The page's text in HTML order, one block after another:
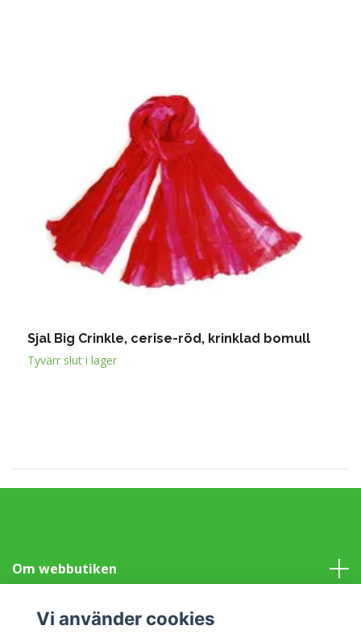
Sjal Big Crinkle, cerise-röd, krinklad bomull
Tyvärr slut i lager
Om webbutiken
Information
Vi använder cookies